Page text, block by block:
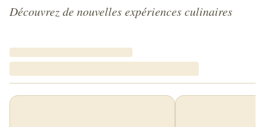
Découvrez de nouvelles expériences culinaires